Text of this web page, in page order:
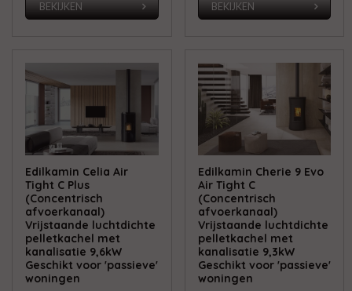
BEKIJKEN BEKIJKEN
Edilkamin Celia Air
Tight C Plus
(Concentrisch
afvoerkanaal)
Vrijstaande luchtdichte
pelletkachel met
kanalisatie 9,6kW
Geschikt voor 'passieve'
woningen
Edilkamin Cherie 9 Evo
Air Tight C
(Concentrisch
afvoerkanaal)
Vrijstaande luchtdichte
pelletkachel met
kanalisatie 9,3kW
Geschikt voor 'passieve'
woningen